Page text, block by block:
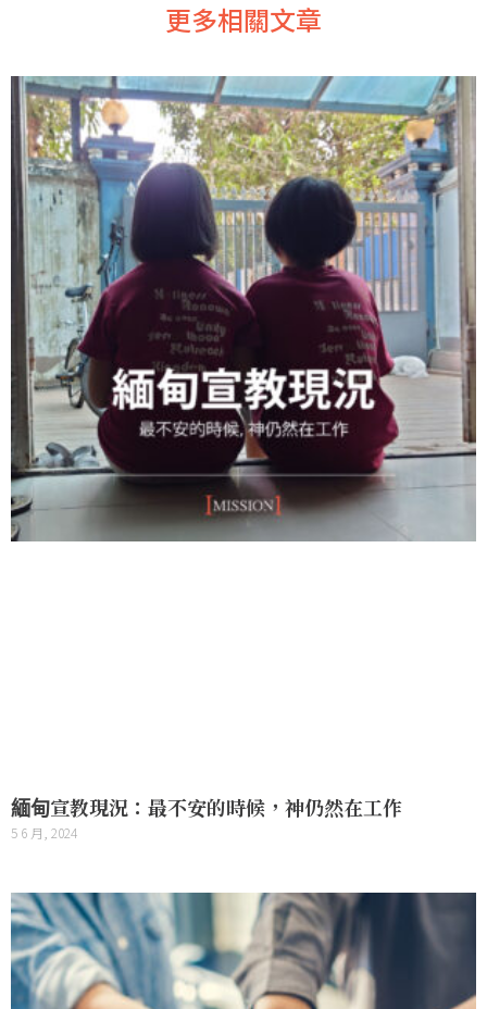
更多相關文章
緬甸宣教現況：最不安的時候，神仍然在工作
5 6 月, 2024